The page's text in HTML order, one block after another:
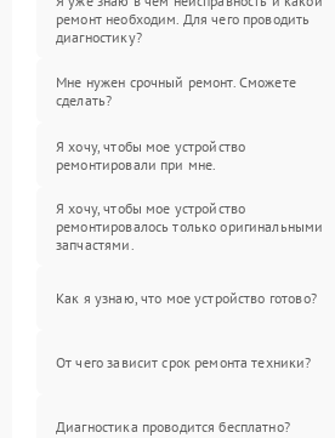
ремонт необходим. Для чего проводить
диагностику?
Мне нужен срочный ремонт. Сможете
сделать?
Я хочу, чтобы мое устройство
ремонтировали при мне.
Я хочу, чтобы мое устройство
ремонтировалось только оригинальными
запчастями.
Как я узнаю, что мое устройство готово?
От чего зависит срок ремонта техники?
Диагностика проводится бесплатно?